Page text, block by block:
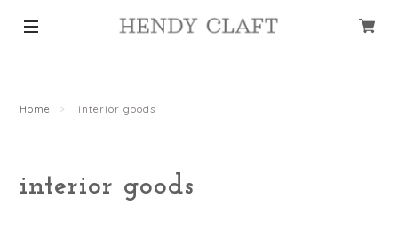
Home interior goods
interior goods